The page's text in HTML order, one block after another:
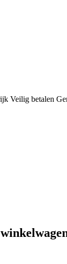
Veilig betalen